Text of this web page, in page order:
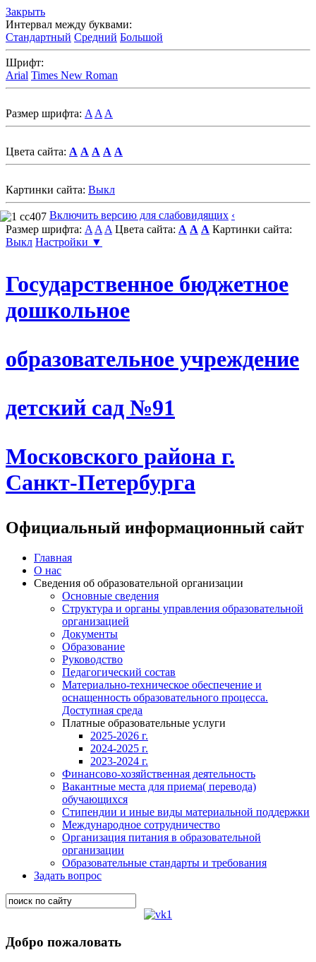
Закрыть
Интервал между буквами:
Стандартный Средний Большой
Шрифт:
Arial Times New Roman
Размер шрифта: A A A
Цвета сайта: A A A A A
Картинки сайта: Выкл
Включить версию для слабовидящих ‹
Размер шрифта: A A A Цвета сайта: A A A Картинки сайта:
Выкл Настройки ▼
Государственное бюджетное
дошкольное
образовательное учреждение
детский сад №91
Московского района г.
Санкт-Петербурга
Официальный информационный сайт
Главная
О нас
Сведения об образовательной организации
Основные сведения
Структура и органы управления образовательной
организацией
Документы
Образование
Руководство
Педагогический состав
Материально-техническое обеспечение и
оснащенность образовательного процесса.
Доступная среда
Платные образовательные услуги
2025-2026 г.
2024-2025 г.
2023-2024 г.
Финансово-хозяйственная деятельность
Вакантные места для приема( перевода)
обучающихся
Стипендии и иные виды материальной поддержки
Международное сотрудничество
Организация питания в образовательной
организации
Образовательные стандарты и требования
Задать вопрос
Добро пожаловать